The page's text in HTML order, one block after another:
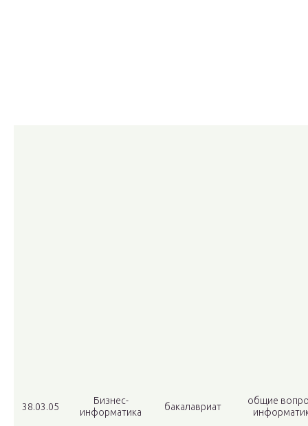
38.03.05
Бизнес-
информатика
бакалавриат
общие